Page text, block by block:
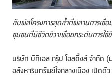
สัมผัสโครงการสุดล้ำที่ผสานการเชื่อ
ชุมชนที่มีชีวิตชีวาเพื่อยกระดับการใช้
บริษัท บีทีเอส กรุ๊ป โฮลดิ้งส์ จำกัด
อสังหาริมทรัพย์ใจกลางเมือง เปิดตัว